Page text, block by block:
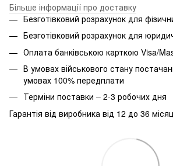
Більше інформації про доставку
Безготівковий розрахунок для
Безготівковий розрахунок для
Оплата банківською карткою Visa/
В умовах військового стану
умовах 100% передплати
Терміни поставки – 2-3 робочих дня
Гарантія від виробника від 12 до 36